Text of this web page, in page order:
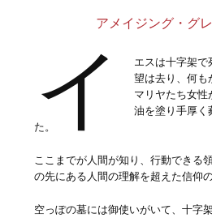
アメイジング・グ
イ
エスは十字架で
望は去り、何も
マリヤたち女性
油を塗り手厚く
た。
ここまでが人間が知り、行動できる
の先にある人間の理解を超えた信仰
空っぽの墓には御使いがいて、十字